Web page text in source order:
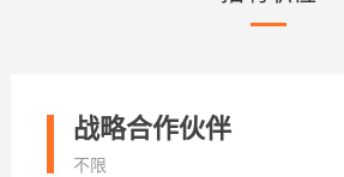
战略合作伙伴
不限